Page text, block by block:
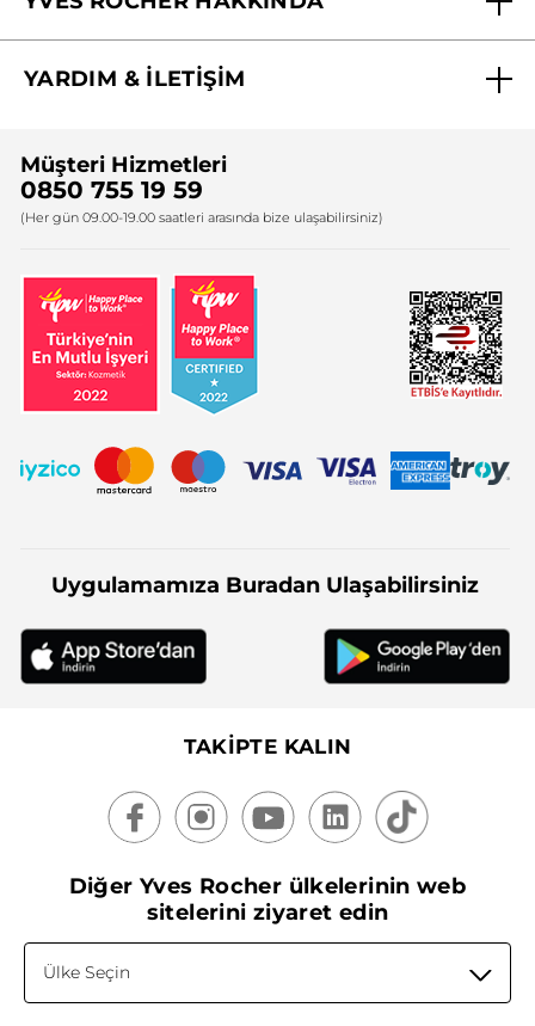
Yves Rocher Vakfı
YARDIM & İLETİŞİM
Bize Ulaşın
Firma Bilgileri
Müşteri Hizmetleri
0850 755 19 59
(Her gün 09.00-19.00 saatleri arasında bize ulaşabilirsiniz)
Uygulamamıza Buradan Ulaşabilirsiniz
TAKİPTE KALIN
Diğer Yves Rocher ülkelerinin web
sitelerini ziyaret edin
Ülke Seçin